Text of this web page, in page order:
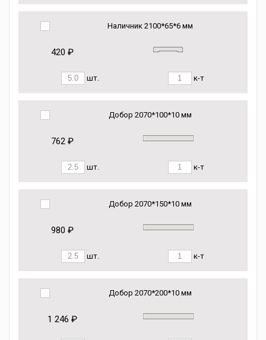
Наличник 2100*65*6 мм
420 ₽
шт. к-т
Добор 2070*100*10 мм
762 ₽
шт. к-т
Добор 2070*150*10 мм
980 ₽
шт. к-т
Добор 2070*200*10 мм
1 246 ₽